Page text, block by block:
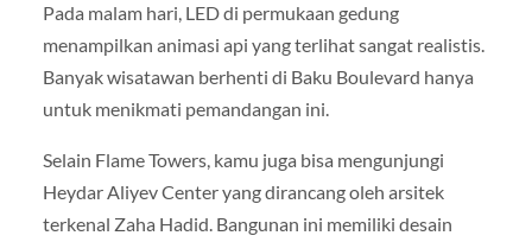
Pada malam hari, LED di permukaan gedung
menampilkan animasi api yang terlihat sangat realistis.
Banyak wisatawan berhenti di Baku Boulevard hanya
untuk menikmati pemandangan ini.
Selain Flame Towers, kamu juga bisa mengunjungi
Heydar Aliyev Center yang dirancang oleh arsitek
terkenal Zaha Hadid. Bangunan ini memiliki desain